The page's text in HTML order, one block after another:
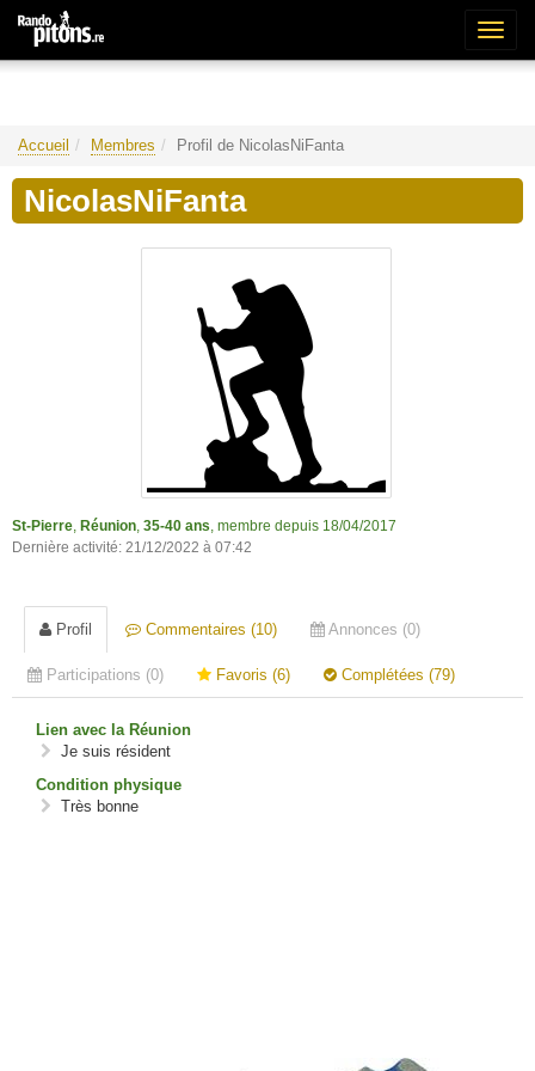
Accueil Membres Profil de NicolasNiFanta
NicolasNiFanta
St-Pierre Réunion 35-40 ans , membre depuis 18/04/2017
Dernière activité: 21/12/2022 à 07:42
Profil Commentaires (10) Annonces (0)
Participations (0) Favoris (6) Complétées (79)
Lien avec la Réunion
Je suis résident
Condition physique
Très bonne